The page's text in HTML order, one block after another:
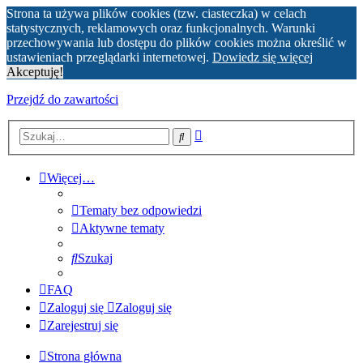
Strona ta używa plików cookies (tzw. ciasteczka) w celach
statystycznych, reklamowych oraz funkcjonalnych. Warunki
przechowywania lub dostępu do plików cookies można określić w
ustawieniach przeglądarki internetowej. Dowiedz się więcej
Akceptuję!
Przejdź do zawartości
Szukaj
Więcej…
Tematy bez odpowiedzi
Aktywne tematy
Szukaj
FAQ
Zaloguj się
Zaloguj się
Zarejestruj się
Strona główna